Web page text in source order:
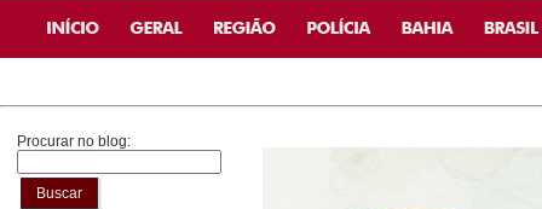
Procurar no blog:
Buscar